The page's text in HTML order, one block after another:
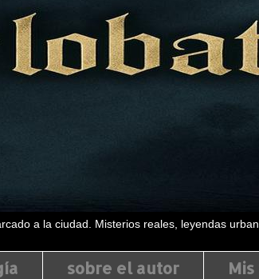
a la ciudad. Misterios reales, leyendas
sobre el autor